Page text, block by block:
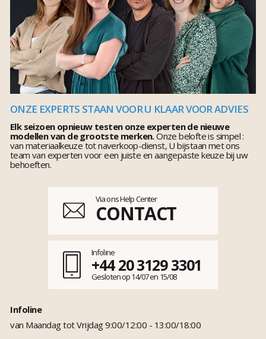
ONZE EXPERTS STAAN VOOR U KLAAR VOOR ADVIES
Elk seizoen opnieuw testen onze experten de nieuwe
modellen van de grootste merken.Onze belofte is simpel :
van materiaalkeuze tot naverkoop-dienst, U bijstaan met ons
team van experten voor een juiste en aangepaste keuze bij uw
behoeften.
Via ons Help Center
CONTACT
Infoline
+44 20 3129 3301
Gesloten op 14/07 en 15/08
Infoline
van Maandag tot Vrijdag 9:00/12:00 - 13:00/18:00